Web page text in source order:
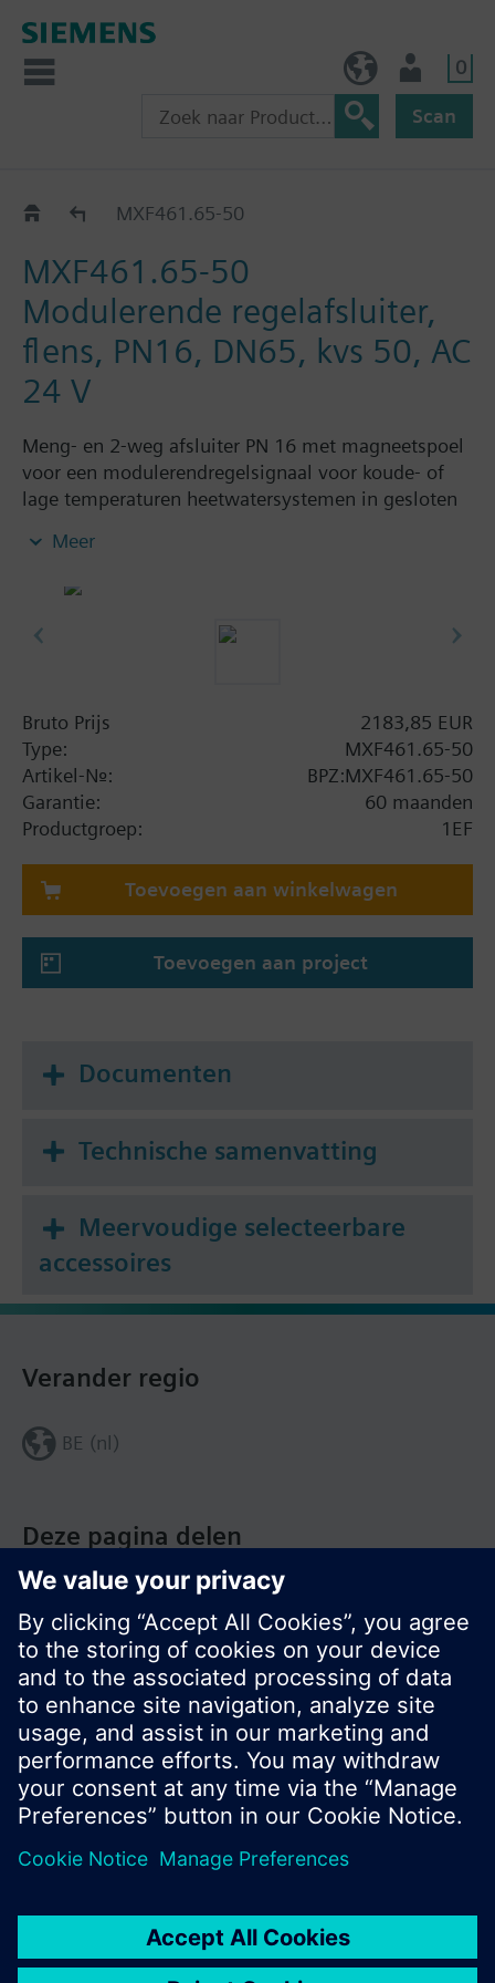
0
Scan
MXF461..MXF461.65-50
MXF461.65-50
Modulerende regelafsluiter,
flens, PN16, DN65, kvs 50, AC
24 V
Meng- en 2-weg afsluiter PN 16 met magneetspoel
voor een modulerendregelsignaal voor koude- of
lage temperaturen heetwatersystemen in gesloten
positie feedbacksignaal, nulspanningsterugloop en
Aanvullende informatie
MXF461..P afsluiters voor media met minerale
oliën (data sheet N4455)
MXF461..M silicone-vrije afsluiter, DN15...DN50
(data sheet N4455)
MXF461.. Zijn UL gekeurd
Waarschuwing
LET OP!:De afsluiter mag alleen als meng- of
doorstroomafsluiter, niet als verdeelafsluiter,
worden gebruikt. Bij gebruik als
doorstroomafsluiter moet poort B(2) door een
Meer
Bruto Prijs
2183,85 EUR
Type:
MXF461.65-50
Artikel-Nr.:
BPZ:MXF461.65-50
Garantie:
60 maanden
Productgroep:
1EF
Toevoegen aan winkelwagen
Toevoegen aan project
Documenten
Technische samenvatting
Meervoudige selecteerbare
accessoires
Deze pagina delen
Verander regio
BE (nl)
© Siemens Nederland N.V. 2017
Productportfolio en prijzen kunnen variëren per
Bescherming persoonsgegevens